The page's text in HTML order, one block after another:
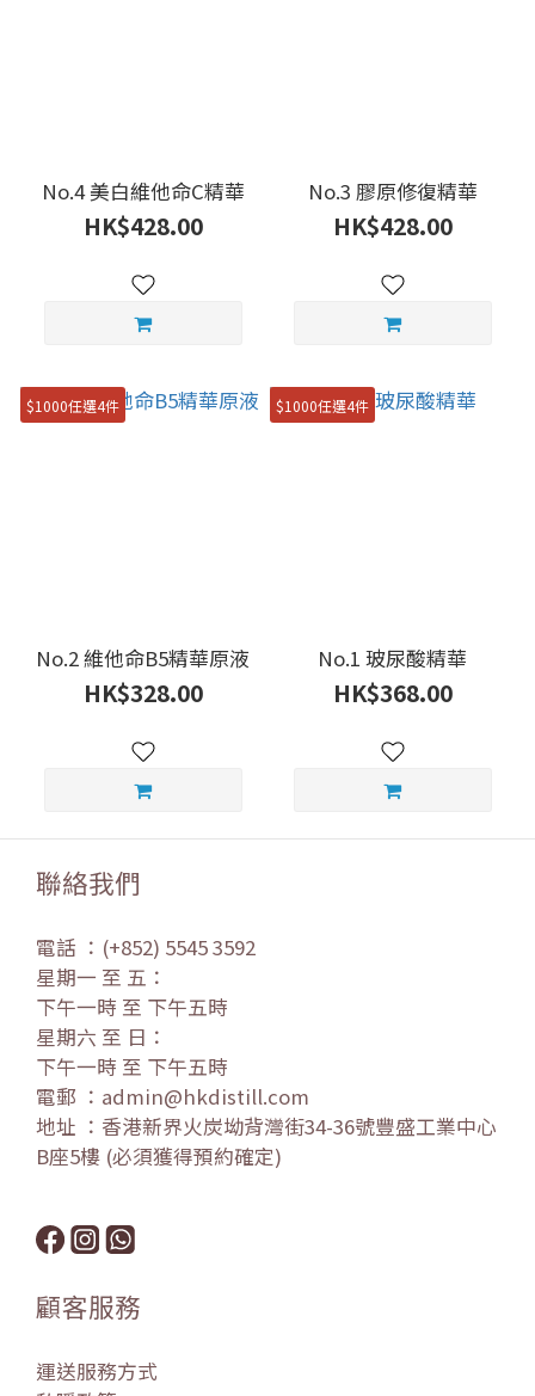
No.4 美白維他命C精華
HK$428.00
No.3 膠原修復精華
HK$428.00
$1000任選4件
No.2 維他命B5精華原液
HK$328.00
$1000任選4件
No.1 玻尿酸精華
HK$368.00
聯絡我們
電話 ：(+852) 5545 3592
星期一 至 五：
下午一時 至 下午五時
星期六 至 日：
下午一時 至 下午五時
電郵 ：admin@hkdistill.com
地址 ：香港新界火炭坳背灣街34-36號豐盛工業中心
B座5樓 (必須獲得預約確定)
顧客服務
運送服務方式